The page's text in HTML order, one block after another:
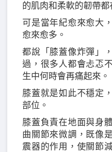
的肌肉和柔軟的韌帶都
可是當年紀愈來愈大
愈來愈多。
都說「膝蓋像炸彈」
過，很多人都會忐忑
生中何時會再痛起來。
膝蓋就是如此不穩定
部位。
膝蓋負責在地面與身
曲關節來微調，既像
震器的作用，使關節